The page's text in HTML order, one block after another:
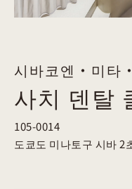
시바코엔・미타
사치 덴탈
105-0014
도쿄도 미나토구 시바 2